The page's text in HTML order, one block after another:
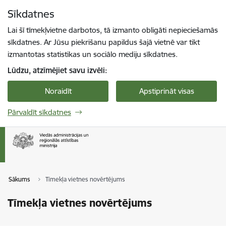
Sīkdatnes
Lai šī tīmekļvietne darbotos, tā izmanto obligāti nepieciešamās
sīkdatnes. Ar Jūsu piekrišanu papildus šajā vietnē var tikt
izmantotas statistikas un sociālo mediju sīkdatnes.
Lūdzu, atzīmējiet savu izvēli:
Noraidīt Apstiprināt visas
Pārvaldīt sīkdatnes
Sākums Tīmekļa vietnes novērtējums
Tīmekļa vietnes novērtējums